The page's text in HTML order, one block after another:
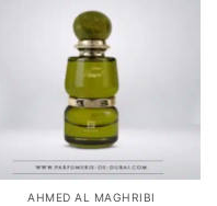
AHMED AL MAGHRIBI